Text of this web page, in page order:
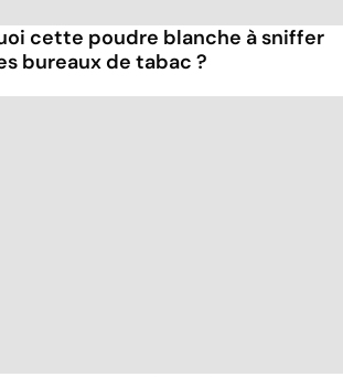
cette poudre blanche à sniffer
bureaux de tabac ?